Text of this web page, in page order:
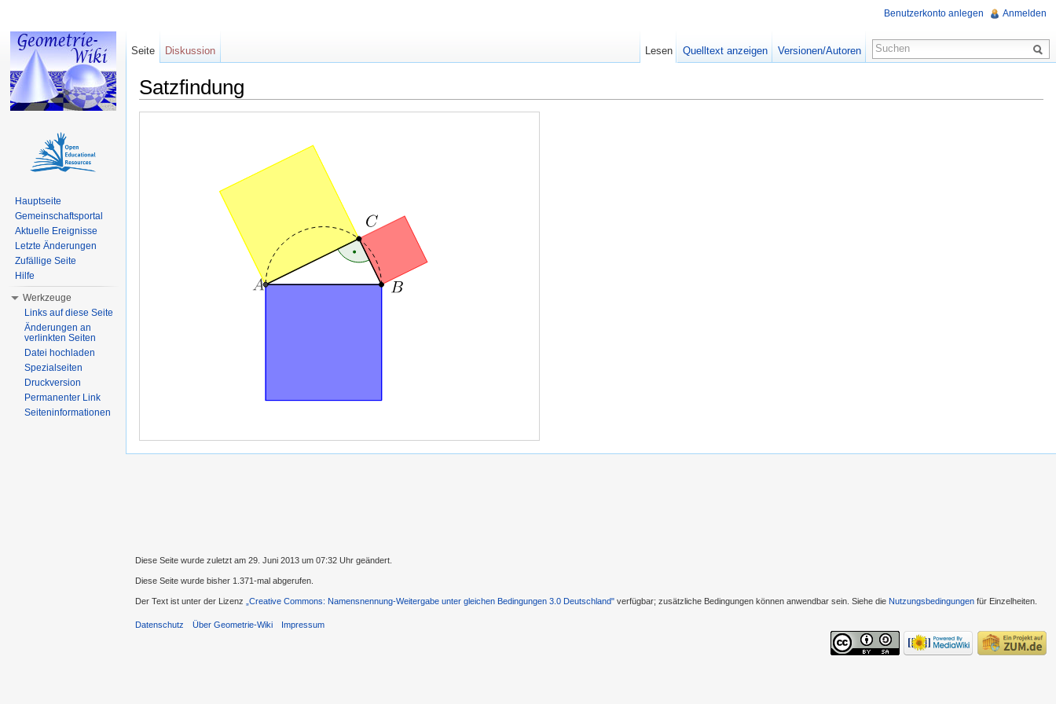
Satzfindung
Benutzerkonto anlegen Anmelden
Seite Diskussion Lesen Quelltext anzeigen Versionen/Autoren
Hauptseite
Gemeinschaftsportal
Aktuelle Ereignisse
Letzte Änderungen
Zufällige Seite
Hilfe
Werkzeuge
Links auf diese Seite
Änderungen an
verlinkten Seiten
Datei hochladen
Spezialseiten
Druckversion
Permanenter Link
Seiteninformationen
Diese Seite wurde zuletzt am 29. Juni 2013 um 07:32 Uhr geändert.
Diese Seite wurde bisher 1.371-mal abgerufen.
Der Text ist unter der Lizenz „Creative Commons: Namensnennung-Weitergabe unter gleichen Bedingungen 3.0 Deutschland" verfügbar; zusätzliche Bedingungen können anwendbar sein. Siehe die Nutzungsbedingungen für Einzelheiten.
Datenschutz Über Geometrie-Wiki Impressum